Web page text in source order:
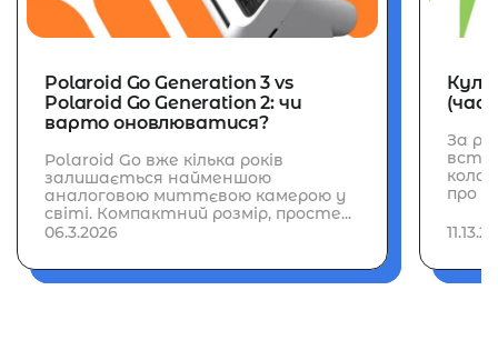
Polaroid Go Generation 3 vs
Polaroid Go Generation 2: чи
варто оновлюватися?
Polaroid Go вже кілька років
залишається найменшою
аналоговою миттєвою камерою у
світі. Компактний розмір, просте...
06.3.2026
За
про